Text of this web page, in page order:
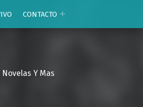
CONTACTO
Y Mas